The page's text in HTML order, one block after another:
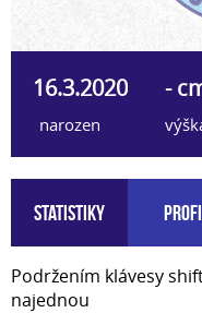
16.3.2020
narozen
-
Statistiky
Podržením klávesy
najednou